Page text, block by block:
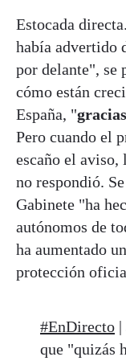
Estocada
había advertido
por delante", se
cómo están
España, "
Pero cuando el
escaño el
no respondió.
Gabinete "ha
autónomos de
ha aumentado
protección
#EnDirecto
que "quizás